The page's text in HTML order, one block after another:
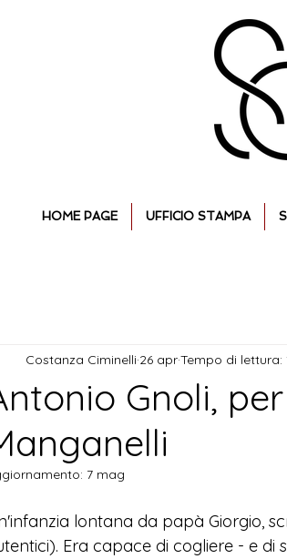
HOME PAGE UFFICIO STAMPA
Gnoli,
Costanza Ciminelli 26 aprTempo di lettura:
7 mag
lontana da papà Giorgio,
Era capace di cogliere - e di